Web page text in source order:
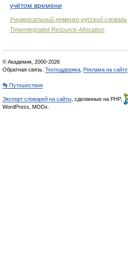
учётом времени
Универсальный немецко-русский словарь
Timeintegrated Resource Allocation
© Академик, 2000-2026
Обратная связь: Техподдержка Реклама на сайте
👣 Путешествия
Экспорт словарей на сайты , сделанные на PHP,
WordPress, MODx.